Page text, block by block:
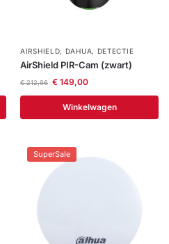
AIRSHIELD, DAHUA, DETECTIE
AirShield PIR-Cam (zwart)
€212,96 €149,00
Winkelwagen
SuperSale